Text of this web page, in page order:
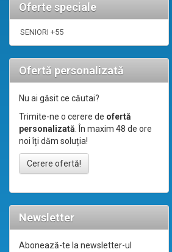
Oferte speciale
SENIORI +55
Ofertă personalizată
Nu ai găsit ce căutai?
Trimite-ne o cerere de ofertă
personalizată. În maxim 48 de ore
noi îți dăm soluția!
Cerere ofertă!
Newsletter
Abonează-te la newsletter-ul